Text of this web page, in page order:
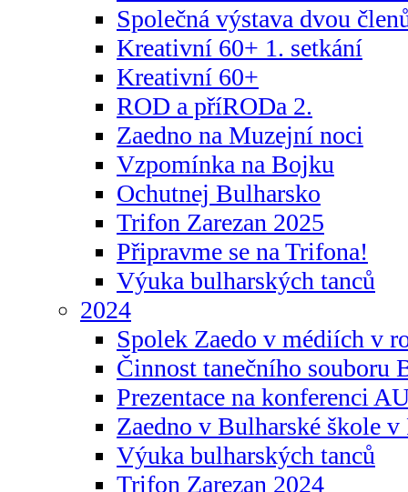
Společná výstava dvou
Kreativní 60+ 1. setkání
Kreativní 60+
ROD a příRODa 2.
Zaedno na Muzejní noci
Vzpomínka na Bojku
Ochutnej Bulharsko
Trifon Zarezan 2025
Připravme se na Trifona!
Výuka bulharských tanců
2024
Spolek Zaedo v médiích v
Činnost tanečního souboru
Prezentace na konferenci
Zaedno v Bulharské škole v
Výuka bulharských tanců
Trifon Zarezan 2024